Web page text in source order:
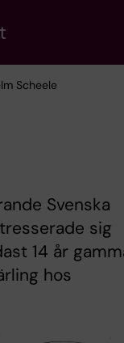
Scheele
Svenska
sig
14 år
hos